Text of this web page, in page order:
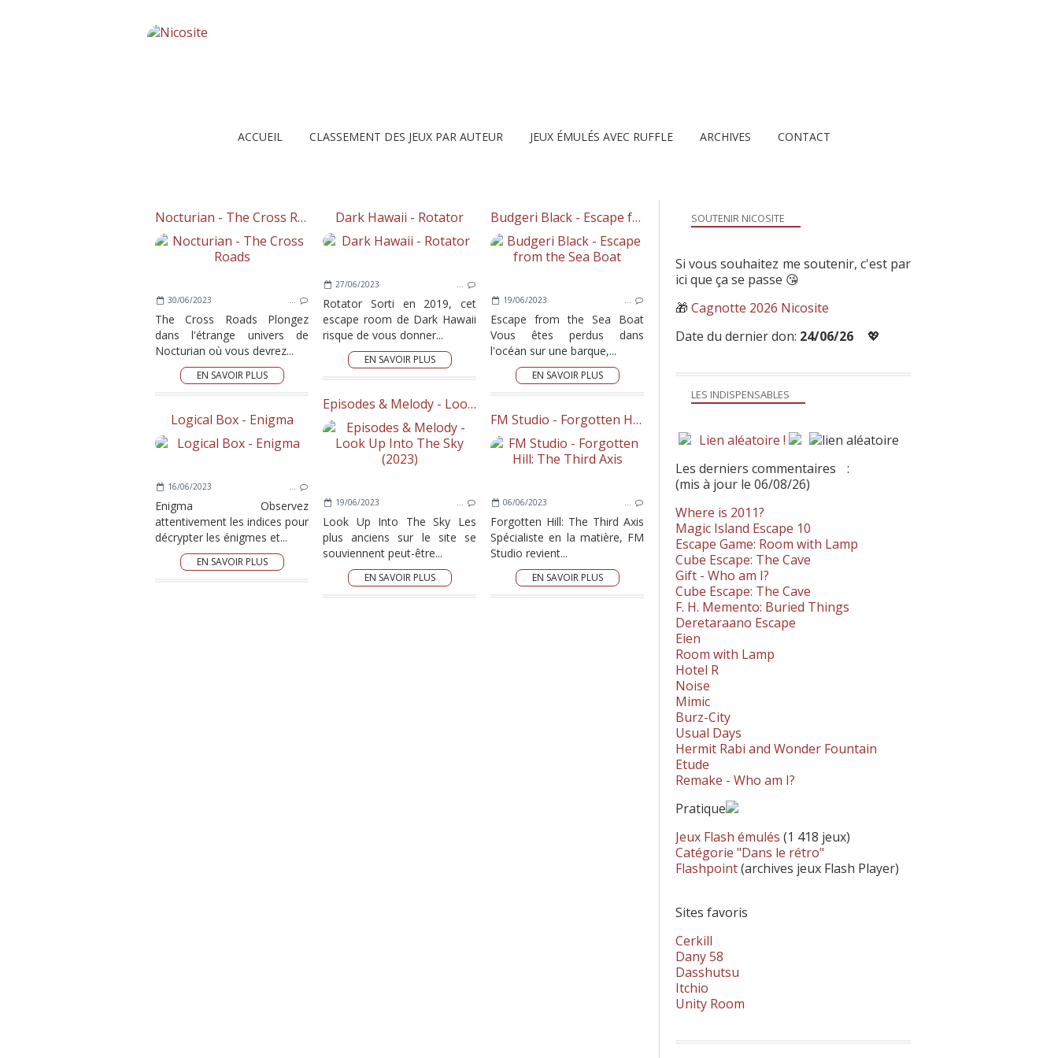
ACCUEIL CLASSEMENT DES JEUX PAR AUTEUR JEUX ÉMULÉS AVEC RUFFLE ARCHIVES CONTACT
Nocturian - The Cross Roads
30/06/2023 …
The Cross Roads Plongez
dans l'étrange univers de
Nocturian où vous devrez...
EN SAVOIR PLUS
Dark Hawaii - Rotator
27/06/2023 …
Rotator Sorti en 2019, cet
escape room de Dark Hawaii
risque de vous donner...
EN SAVOIR PLUS
Budgeri Black - Escape from the Sea Boat
19/06/2023 …
Escape from the Sea Boat
Vous êtes perdus dans
l'océan sur une barque,...
EN SAVOIR PLUS
Episodes & Melody - Look Up Into The Sky (2023)
19/06/2023 …
Look Up Into The Sky Les
plus anciens sur le site se
souviennent peut-être...
EN SAVOIR PLUS
Logical Box - Enigma
16/06/2023 …
Enigma Observez
attentivement les indices pour
décrypter les énigmes et...
EN SAVOIR PLUS
FM Studio - Forgotten Hill: The Third Axis
06/06/2023 …
Forgotten Hill: The Third Axis
Spécialiste en la matière, FM
Studio revient...
EN SAVOIR PLUS
LES INDISPENSABLES
Lien aléatoire !
Les derniers commentaires
:
(mis à jour le 06/08/26)
Where is 2011?
Magic Island Escape 10
Escape Game: Room with Lamp
Cube Escape: The Cave
Gift - Who am I?
Cube Escape: The Cave
F. H. Memento: Buried Things
Deretaraano Escape
Eien
Room with Lamp
Hotel R
Noise
Mimic
Burz-City
Usual Days
Hermit Rabi and Wonder Fountain
Etude
Remake - Who am I?
Pratique
Jeux Flash émulés (1 418 jeux)
Catégorie "Dans le rétro"
Flashpoint(archives jeux Flash Player)
Sites favoris
Cerkill
Dany 58
Dasshutsu
Itchio
Unity Room
SOUTENIR NICOSITE
Si vous souhaitez me soutenir, c'est par
ici que ça se passe 😘
🎁 Cagnotte 2026 Nicosite
Date du dernier don: 24/06/26 💖